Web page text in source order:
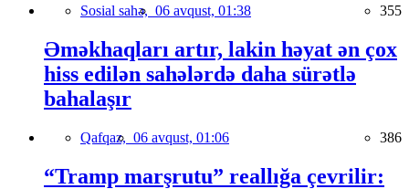
Sosial sahə, 06 avqust, 01:38 355
Əməkhaqları artır, lakin həyat ən çox
hiss edilən sahələrdə daha sürətlə
bahalaşır
Qafqaz, 06 avqust, 01:06 386
“Tramp marşrutu” reallığa çevrilir: